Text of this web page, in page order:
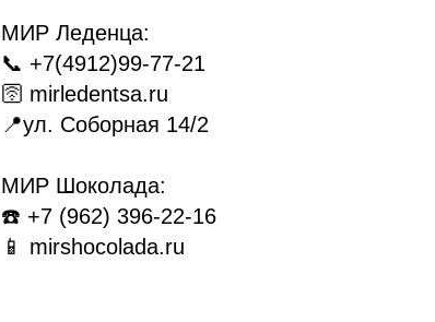
МИР Леденца:
📞 +7(4912)99-77-21
🛜 mirledentsa.ru
📍ул. Соборная 14/2
МИР Шоколада:
☎️ +7 (962) 396-22-16
📱 mirshocolada.ru